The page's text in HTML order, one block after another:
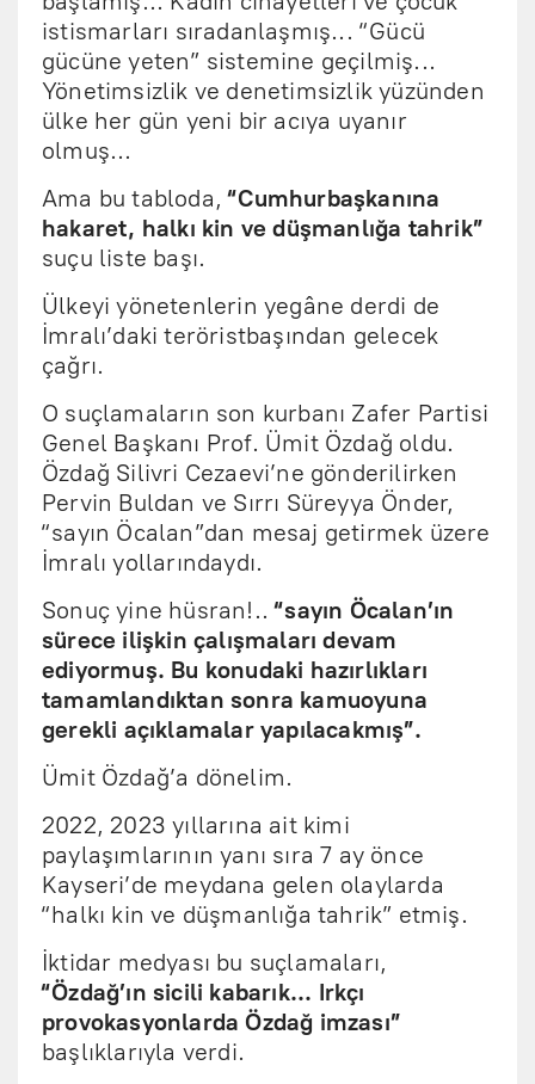
istismarları sıradanlaşmış... “Gücü
gücüne yeten” sistemine geçilmiş...
Yönetimsizlik ve denetimsizlik yüzünden
ülke her gün yeni bir acıya uyanır
olmuş...
Ama bu tabloda,“Cumhurbaşkanına
hakaret, halkı kin ve düşmanlığa tahrik”
suçu liste başı.
Ülkeyi yönetenlerin yegâne derdi de
İmralı’daki teröristbaşından gelecek
çağrı.
O suçlamaların son kurbanı Zafer Partisi
Genel Başkanı Prof. Ümit Özdağ oldu.
Özdağ Silivri Cezaevi’ne gönderilirken
Pervin Buldan ve Sırrı Süreyya Önder,
“sayın Öcalan”dan mesaj getirmek üzere
İmralı yollarındaydı.
Sonuç yine hüsran!..“sayın Öcalan’ın
sürece ilişkin çalışmaları devam
ediyormuş. Bu konudaki hazırlıkları
tamamlandıktan sonra kamuoyuna
gerekli açıklamalar yapılacakmış”.
Ümit Özdağ’a dönelim.
2022, 2023 yıllarına ait kimi
paylaşımlarının yanı sıra 7 ay önce
Kayseri’de meydana gelen olaylarda
“halkı kin ve düşmanlığa tahrik” etmiş.
İktidar medyası bu suçlamaları,
“Özdağ’ın sicili kabarık... Irkçı
provokasyonlarda Özdağ imzası”
başlıklarıyla verdi.